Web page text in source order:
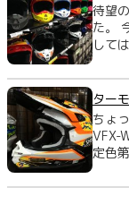
待望
た。
して
ター
ちょ
VFX-
定色